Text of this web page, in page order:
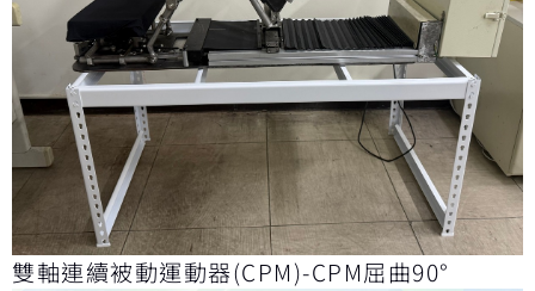
雙軸連續被動運動器(CPM)-CPM屈曲90°